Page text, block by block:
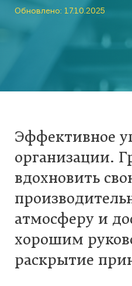
Обновлено: 17.10.2025
Эффективное
организации.
вдохновить
атмосферу и
хорошим
раскрытие